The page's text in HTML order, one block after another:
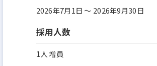
2026年7月1日 〜 2026年9月30日
採用人数
1人 増員